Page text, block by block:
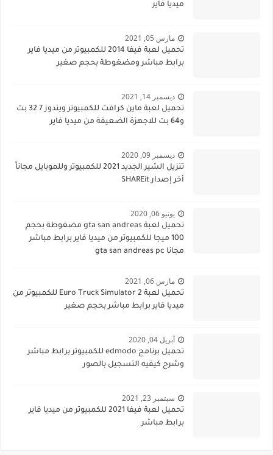
ميديا فاير
مارس 05, 2021
تحميل لعبة فيفا 2014 للكمبيوتر من ميديا فاير
برابط مباشر ومضغوطة بحجم صغير
ديسمبر 14, 2021
تحميل لعبة ماين كرافت للكمبيوتر ويندوز 7 32 بت
و64 بت للاجهزة الضعيفة من ميديا فاير
ديسمبر 09, 2020
تنزيل الشير الجديد 2021 للكمبيوتر وللموبايل مجاناً
أخر إصدار SHAREit
يونيو 06, 2020
تحميل لعبة gta san andreas مضغوطة بحجم
100 ميجا للكمبيوتر من ميديا فاير برابط مباشر
مجانا gta san andreas pc
مارس 06, 2021
تحميل لعبة Euro Truck Simulator 2 للكمبيوتر من
ميديا فاير برابط مباشر بحجم صغير
أبريل 04, 2020
تحميل برنامج edmodo للكمبيوتر برابط مباشر
وشرح كيفيه التسجيل بالصور
سبتمبر 23, 2021
تحميل لعبة فيفا 2021 للكمبيوتر من ميديا فاير
برابط مباشر